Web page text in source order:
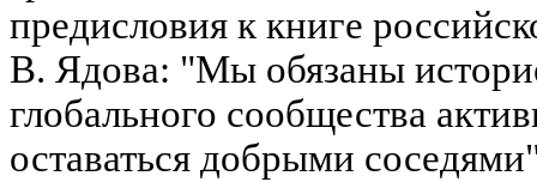
предисловия к книге
В. Ядова: "Мы обязаны
глобального сообщества
оставаться добрыми